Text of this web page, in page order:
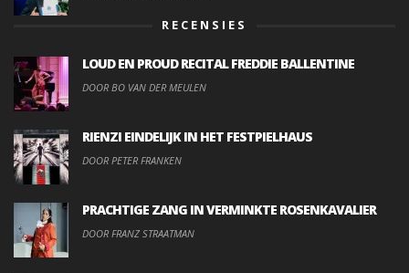
RECENSIES
LOUD EN PROUD RECITAL FREDDIE BALLENTINE
DOOR BO VAN DER MEULEN
RIENZI EINDELIJK IN HET FESTPIELHAUS
DOOR PETER FRANKEN
PRACHTIGE ZANG IN VERMINKTE ROSENKAVALIER
DOOR FRANZ STRAATMAN